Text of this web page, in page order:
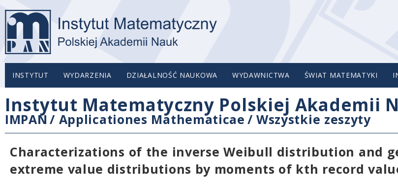
INSTYTUT WYDARZENIA DZIAŁALNOŚĆ NAUKOWA WYDAWNICTWA ŚWIAT MATEMATYKI
Instytut Matematyczny Polskiej Akademii
IMPAN / Applicationes Mathematicae / Wszystkie zeszyty
Characterizations of the inverse Weibull distribution and
extreme value distributions by moments of kth record